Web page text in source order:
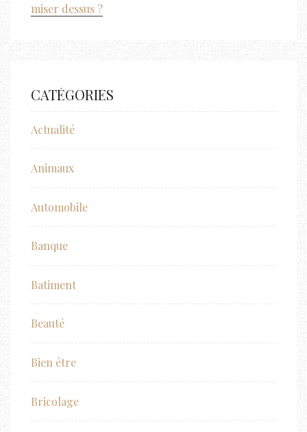
miser dessus ?
CATÉGORIES
Actualité
Animaux
Automobile
Banque
Batiment
Beauté
Bien être
Bricolage